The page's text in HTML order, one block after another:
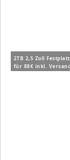
2TB 2,5 Zoll
für 88€ inkl.